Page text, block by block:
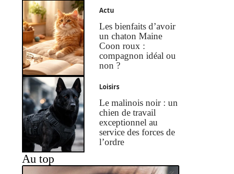
Actu
Les bienfaits d’avoir
un chaton Maine
Coon roux :
compagnon idéal ou
non ?
Loisirs
Le malinois noir : un
chien de travail
exceptionnel au
service des forces de
l’ordre
Au top